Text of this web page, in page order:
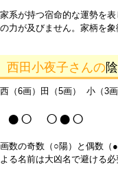
家系が持つ宿命的な運勢を
の力が及びません。家柄を象
西田小夜子さんの
西（6画）田（5画） 小（3画
●○ ○●○
画数の奇数（○陽）と偶数（
よる名前は大凶名で避ける